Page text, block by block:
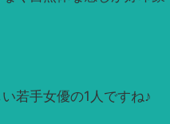
若手女優の1人ですね♪